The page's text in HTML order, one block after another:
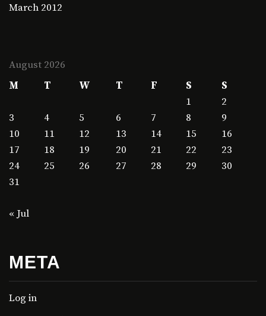
March 2012
August 2026
M
T W T F S
S
1
2
3
4 5 6 7 8
9
10
11 12 13 14 15
16
17
18 19 20 21 22
23
24
25 26 27 28 29
30
31
« Jul
META
Log in